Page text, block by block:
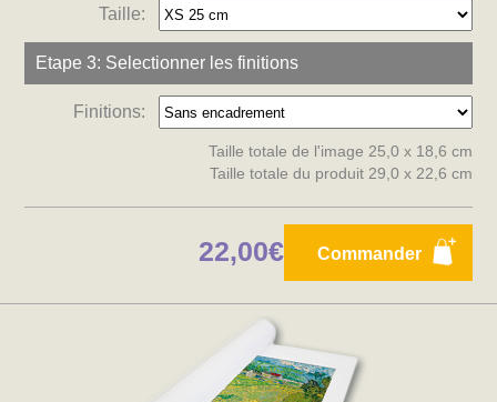
Taille:
Etape 3: Selectionner les finitions
Finitions:
Taille totale de l'image 25,0 x 18,6 cm
Taille totale du produit 29,0 x 22,6 cm
Commander
22,00€